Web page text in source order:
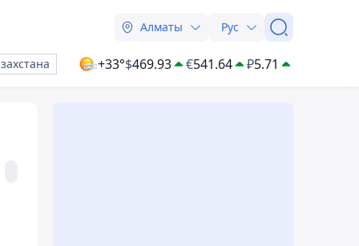
Алматы Рус
+33°$469.93 €541.64 ₽5.71